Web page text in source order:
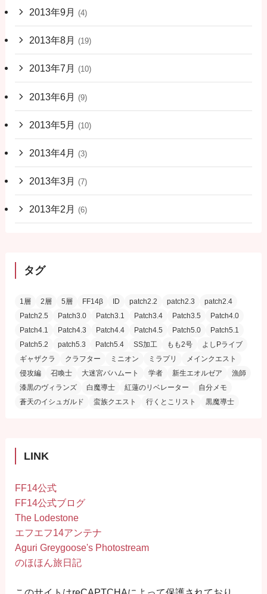
2013年9月 (4)
2013年8月 (19)
2013年7月 (10)
2013年6月 (9)
2013年5月 (10)
2013年4月 (3)
2013年3月 (7)
2013年2月 (6)
タグ
1層 2層 5層 FF14β ID patch2.2 patch2.3
patch2.4
Patch2.5
Patch3.0 Patch3.1 Patch3.4 Patch3.5
Patch4.0
Patch4.1
Patch4.3 Patch4.4 Patch4.5 Patch5.0
Patch5.1
Patch5.2
patch5.3 Patch5.4 SS加工 もも2号
よしPライブ
ギャザクラ
クラフター ミニオン ミラプリ
メインクエスト
侵攻編
召喚士 大迷宮バハムート 学者 新生エオルゼア
漁師
漆黒のヴィランズ
白魔導士 紅蓮のリベレーター
自分メモ
蒼天のイシュガルド
蛮族クエスト 行くとこリスト 黒魔導士
LINK
FF14公式
FF14公式ブログ
The Lodestone
エフエフ14アンテナ
Aguri Greygoose's Photostream
のほほん旅日記